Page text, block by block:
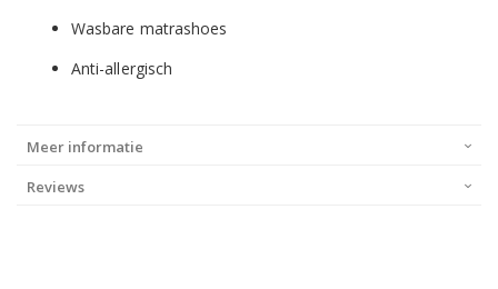
Wasbare matrashoes
Anti-allergisch
Meer informatie
Reviews